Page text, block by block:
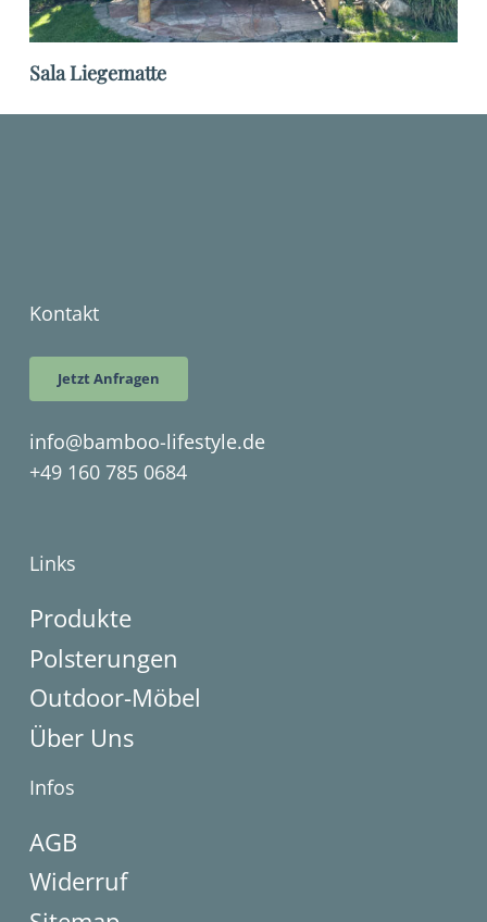
Sala Liegematte
Kontakt
Jetzt Anfragen
info@bamboo-lifestyle.de
+49 160 785 0684
Links
Produkte
Polsterungen
Outdoor-Möbel
Über Uns
Infos
AGB
Widerruf